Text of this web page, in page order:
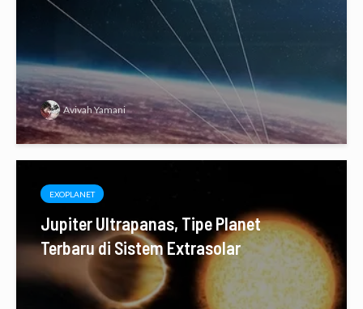
Avivah Yamani
EXOPLANET
Jupiter Ultrapanas, Tipe Planet
Terbaru di Sistem Extrasolar